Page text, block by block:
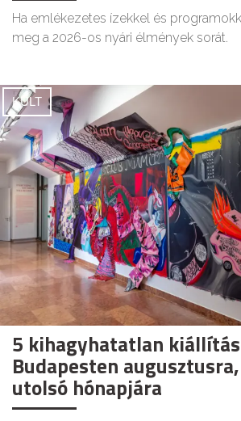
Ha emlékezetes ízekkel és
meg a 2026-os nyári élmények sorát.
KULT
5 kihagyhatatlan kiállítás
Budapesten
utolsó hónapjára